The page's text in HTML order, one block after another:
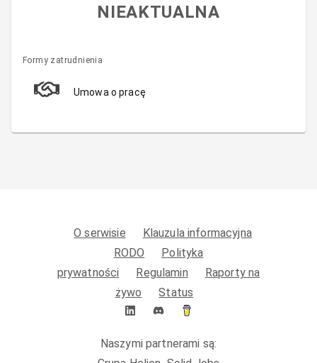
NIEAKTUALNA
Formy zatrudnienia
Umowa o pracę
O serwisie
Klauzula informacyjna
RODO
Polityka
prywatności
Regulamin
Raporty na
żywo
Status
Naszymi partnerami są: